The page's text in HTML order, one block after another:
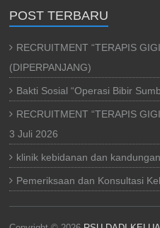
POST TERBARU
RECRUITMENT “TERAPIS
(DIPERPANJANG)
Bakti Sosial “Operasi Bibir
RECRUITMENT “TERAPIS
3 Juli 2026
klinik kebidanan dan
Pemeriksaan dan Konsultasi